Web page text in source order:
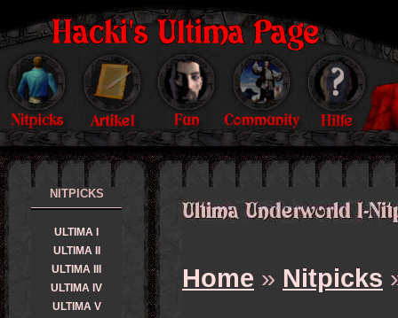
Home » Nitpicks
NITPICKS
ULTIMA I
ULTIMA II
ULTIMA III
ULTIMA IV
ULTIMA V